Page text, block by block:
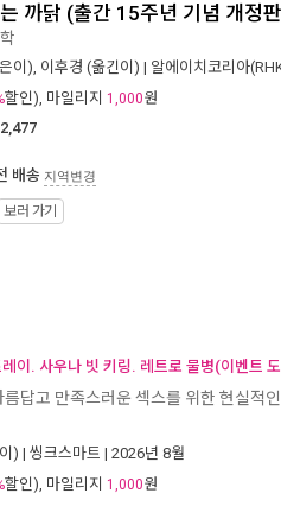
까닭 (출간 15주년 기념 개정
이), 이후경 (옮긴이) | 알에이치코리아
할인), 마일리지 1,000원
2,477
배송 지역변경
보러 가기
이. 사우나 빗 키링. 레트로 물병(이벤트
름답고 만족스러운 섹스를 위한 현실적
) | 씽크스마트 | 2026년 8월
할인), 마일리지 1,000원